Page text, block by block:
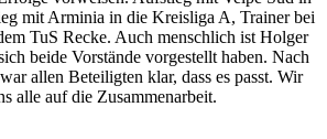
mit Arminia in die Kreisliga A, Trainer bei
TuS Recke. Auch menschlich ist Holger
beide Vorstände vorgestellt haben. Nach
allen Beteiligten klar, dass es passt. Wir
alle auf die Zusammenarbeit.